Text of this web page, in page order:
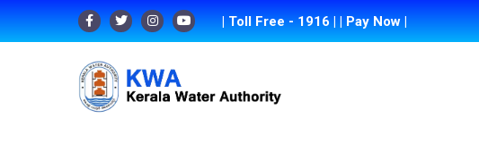
| Toll Free - 1916 | | Pay Now |